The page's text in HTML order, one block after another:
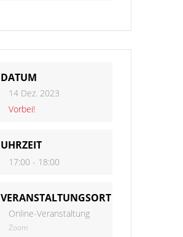
DATUM
14 Dez. 2023
Vorbei!
UHRZEIT
17:00 - 18:00
VERANSTALTUNGSORT
Online-Veranstaltung
Zoom